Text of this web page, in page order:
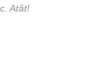
Atât!